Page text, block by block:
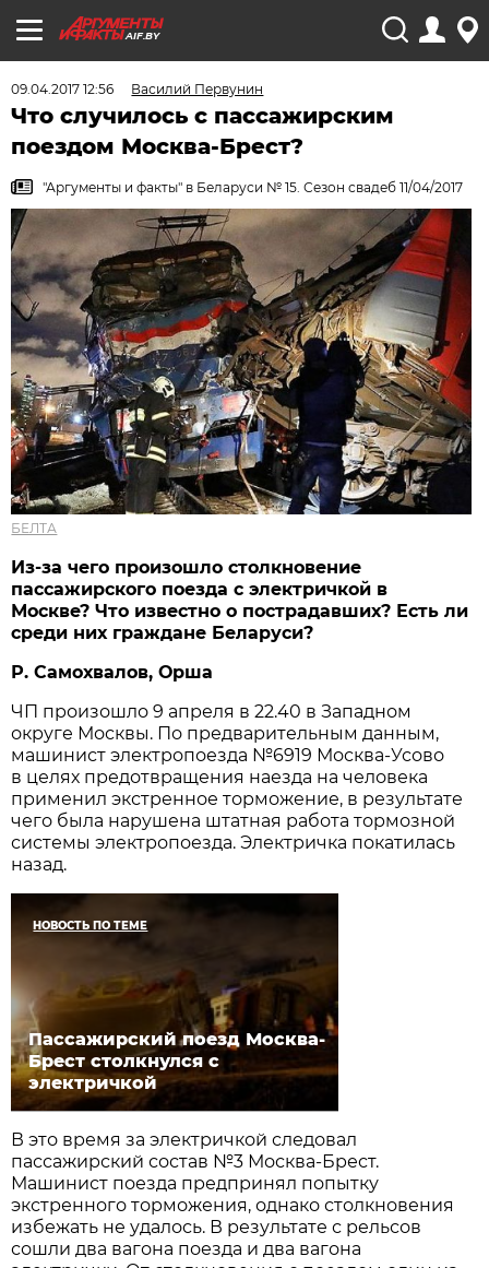
AIF.BY
09.04.2017 12:56 Василий Первунин
Что случилось с пассажирским
поездом Москва-Брест?
"Аргументы и факты" в Беларуси № 15. Сезон свадеб 11/04/2017
БЕЛТА
Из-за чего произошло столкновение
пассажирского поезда с электричкой в
Москве? Что известно о пострадавших? Есть ли
среди них граждане Беларуси?
Р. Самохвалов, Орша
ЧП произошло 9 апреля в 22.40 в Западном
округе Москвы. По предварительным данным,
машинист электропоезда №6919 Москва-Усово
в целях предотвращения наезда на человека
применил экстренное торможение, в результате
чего была нарушена штатная работа тормозной
системы электропоезда. Электричка покатилась
назад.
НОВОСТЬ ПО ТЕМЕ
Пассажирский поезд Москва-
Брест столкнулся с
электричкой
В это время за электричкой следовал
пассажирский состав №3 Москва-Брест.
Машинист поезда предпринял попытку
экстренного торможения, однако столкновения
избежать не удалось. В результате с рельсов
сошли два вагона поезда и два вагона